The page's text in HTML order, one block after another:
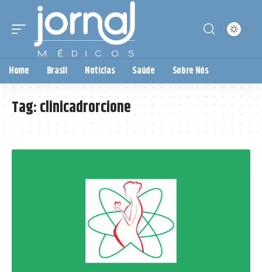
Home Brasil Notícias Saúde Sobre Nós
Tag:clinicadrorcione